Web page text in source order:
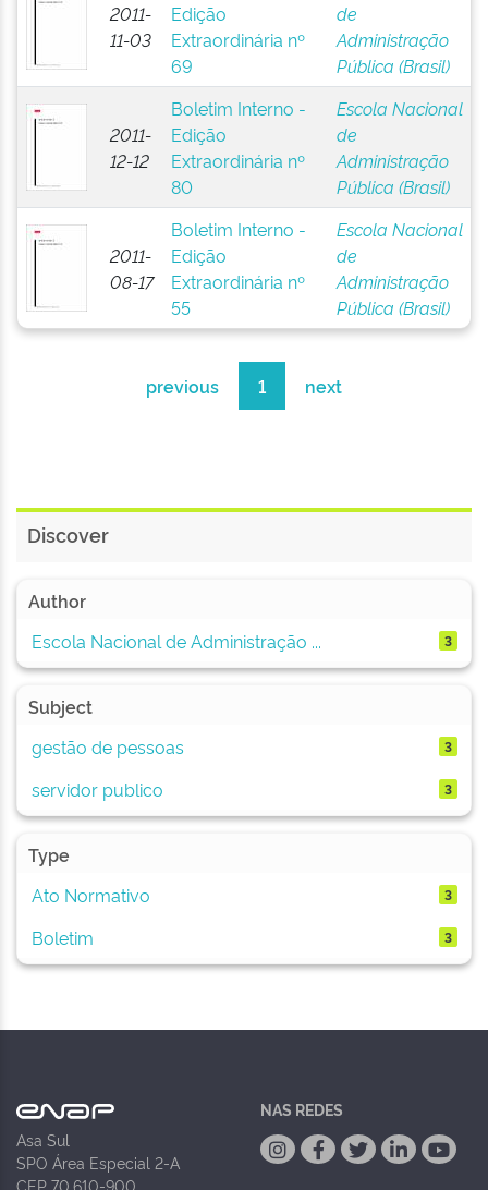
2011-
11-03
Edição
Extraordinária nº
69
de
Administração
Pública (Brasil)
2011-
12-12
Boletim Interno -
Edição
Extraordinária nº
80
Escola Nacional
de
Administração
Pública (Brasil)
2011-
08-17
Boletim Interno -
Edição
Extraordinária nº
55
Escola Nacional
de
Administração
Pública (Brasil)
previous 1 next
Discover
Author
Escola Nacional de Administração ...
3
Subject
gestão de pessoas
3
servidor publico 3
Type
Ato Normativo
3
Boletim 3
Asa Sul
SPO Área Especial 2-A
CEP 70.610-900
NAS REDES